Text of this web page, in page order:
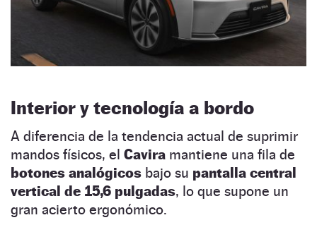
Interior y tecnología a bordo
A diferencia de la tendencia actual de suprimir
mandos físicos, el Cavira mantiene una fila de
botones analógicos bajo su pantalla central
vertical de 15,6 pulgadas, lo que supone un
gran acierto ergonómico.